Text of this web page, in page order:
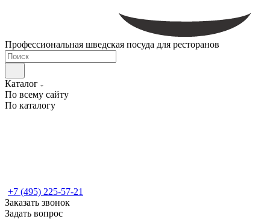
Профессиональная шведская посуда для ресторанов
Каталог
По всему сайту
По каталогу
+7 (495) 225-57-21
Заказать звонок
Задать вопрос